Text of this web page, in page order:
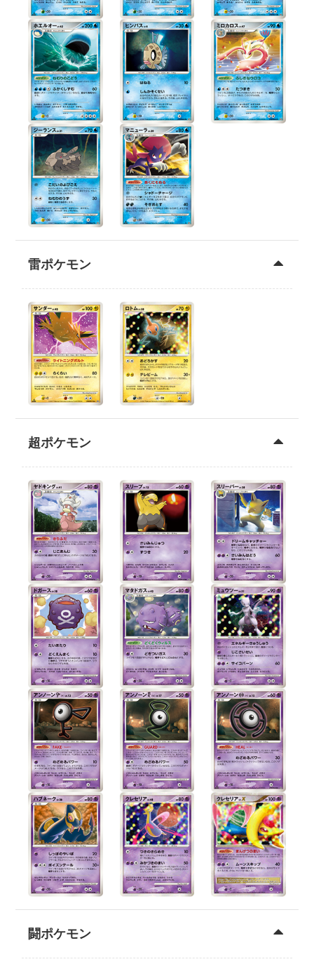
雷ポケモン
超ポケモン
闘ポケモン